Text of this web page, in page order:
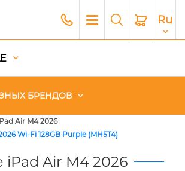
Ru
БРЕНДОВ
Air M4 2026
Wi-Fi 128GB Purple (MH5T4)
iPad Air M4 2026